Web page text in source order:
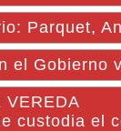
Parquet,
el Gobierno
VEREDA
custodia el